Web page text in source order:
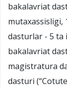
bakalavriat
mutaxassisligi,
dasturlar - 5 ta
bakalavriat
magistratura
dasturi